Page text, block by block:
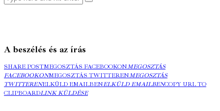
A beszélés és az írás
SHARE POSTMEGOSZTÁS FACEBOOKONMEGOSZTÁS
FACEBOOKONMEGOSZTÁS TWITTERENMEGOSZTÁS
TWITTERENELKÜLD EMAILBENELKÜLD EMAILBENCOPY URL TO
CLIPBOARDLINK KÜLDÉSE